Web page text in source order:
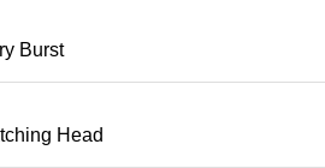
Burst
Head